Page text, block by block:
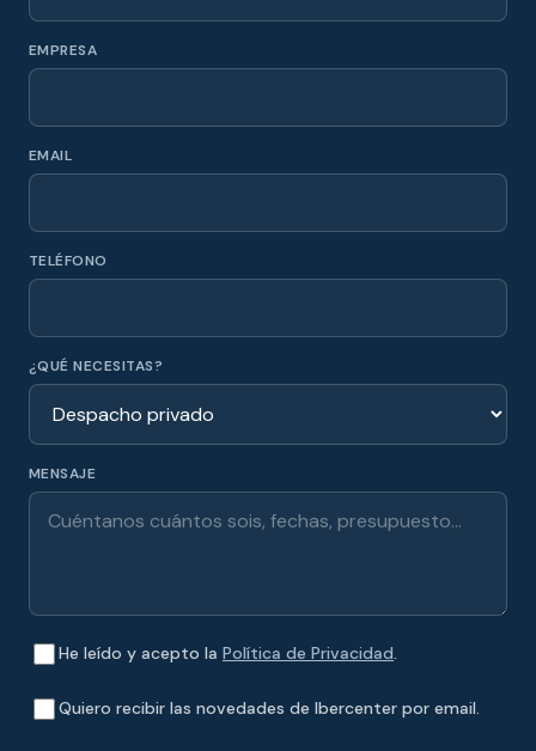
EMPRESA
EMAIL
TELÉFONO
¿QUÉ NECESITAS?
MENSAJE
He leído y acepto la Política de Privacidad.
Quiero recibir las novedades de Ibercenter por email.